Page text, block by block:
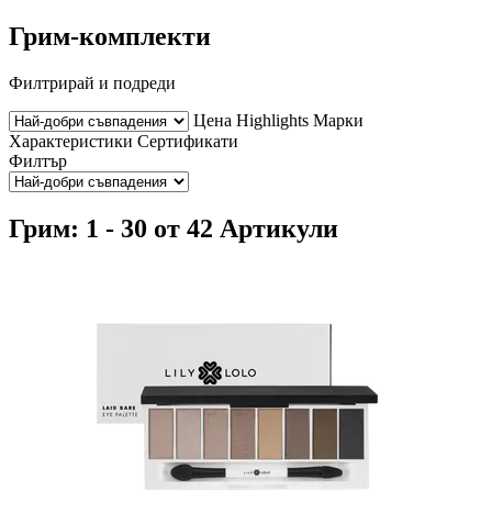
Грим-комплекти
Филтрирай и подреди
Цена Highlights Марки
Характеристики Сертификати
Филтър
Грим: 1 - 30 от 42 Артикули